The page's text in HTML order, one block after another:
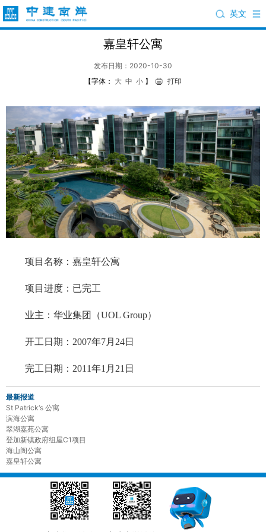
英文
嘉皇轩公寓
发布日期：2020-10-30
【字体： 大 中 小 】 打印
项目名称：嘉皇轩公寓
项目进度：已完工
业主：华业集团（UOL Group）
开工日期：2007年7月24日
完工日期：2011年1月21日
最新报道
St Patrick‘s 公寓
滨海公寓
翠湖嘉苑公寓
登加新镇政府组屋C1项目
海山阁公寓
嘉皇轩公寓